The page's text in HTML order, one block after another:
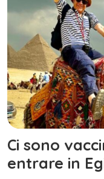
Ci sono
entrare in